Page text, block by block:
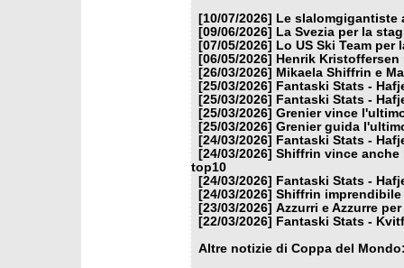
[10/07/2026]
Le
[09/06/2026]
La Svezia per la
[07/05/2026]
Lo US Ski Team per
[06/05/2026]
Henrik Kristoffersen
[26/03/2026] Mikaela Shiffrin e
[25/03/2026]
Fantaski Stats -
[25/03/2026]
Fantaski Stats -
[25/03/2026] Grenier vince
[25/03/2026] Grenier guida
[24/03/2026]
Fantaski Stats -
[24/03/2026] Shiffrin vince anche
top10
[24/03/2026]
Fantaski Stats -
[24/03/2026] Shiffrin imprendibile
[23/03/2026] Azzurri e Azzurre
[22/03/2026]
Fantaski Stats -
Altre notizie di Coppa del